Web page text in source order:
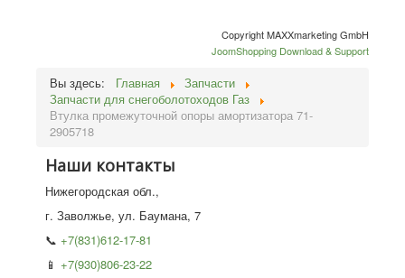
Copyright MAXXmarketing GmbH
JoomShopping Download & Support
Вы здесь: Главная
Запчасти
Запчасти для снегоболотоходов Газ
Втулка промежуточной опоры амортизатора 71-
2905718
Наши контакты
Нижегородская обл.,
г. Заволжье, ул. Баумана, 7
📞 +7(831)612-17-81
📱 +7(930)806-23-22